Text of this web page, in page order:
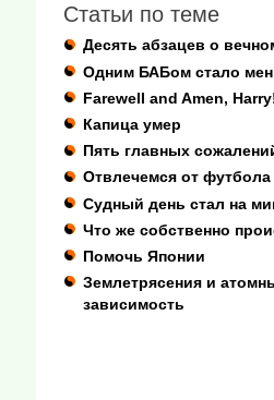
Статьи по теме
Десять абзацев о
Одним БАБом стало
Farewell and Amen,
Капица умер
Пять главных
Отвлечемся от футбола
Судный день стал на
Что же собственно
Помочь Японии
Землетрясения и
зависимость